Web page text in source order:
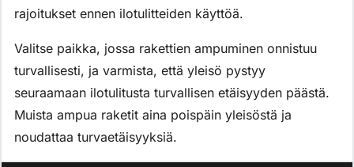
rajoitukset ennen ilotulitteiden käyttöä.
Valitse paikka, jossa rakettien ampuminen onnistuu
turvallisesti, ja varmista, että yleisö pystyy
seuraamaan ilotulitusta turvallisen etäisyyden päästä.
Muista ampua raketit aina poispäin yleisöstä ja
noudattaa turvaetäisyyksiä.